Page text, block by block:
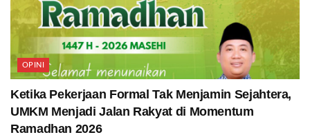
OPINI
Ketika Pekerjaan Formal Tak Menjamin Sejahtera,
UMKM Menjadi Jalan Rakyat di Momentum
Ramadhan 2026